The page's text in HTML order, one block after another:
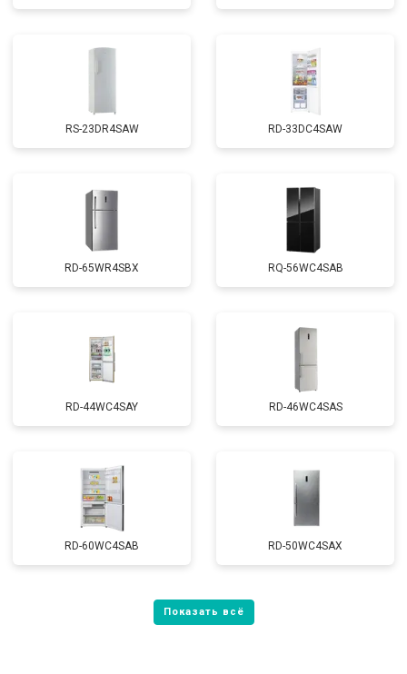
RS-23DR4SAW RD-33DC4SAW
RD-65WR4SBX RQ-56WC4SAB
RD-44WC4SAY RD-46WC4SAS
RD-60WC4SAB RD-50WC4SAX